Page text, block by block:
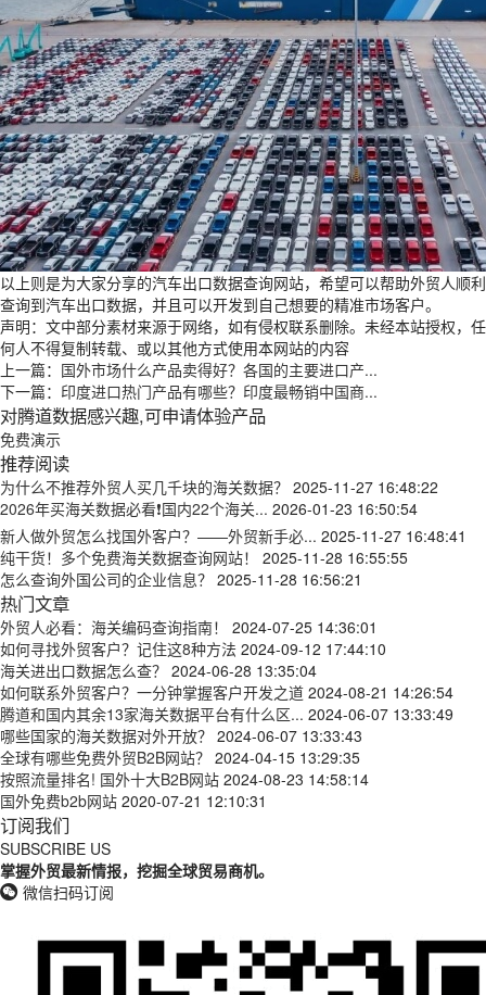
以上则是为大家分享的汽车出口数据查询网站，希望可以帮助外贸人顺利
查询到汽车出口数据，并且可以开发到自己想要的精准市场客户。
声明：文中部分素材来源于网络，如有侵权联系删除。未经本站授权，任
何人不得复制转载、或以其他方式使用本网站的内容
上一篇： 国外市场什么产品卖得好？各国的主要进口产...
下一篇： 印度进口热门产品有哪些？印度最畅销中国商...
对腾道数据感兴趣,可申请体验产品
免费演示
推荐阅读
为什么不推荐外贸人买几千块的海关数据？ 2025-11-27 16:48:22
2026年买海关数据必看❗国内22个海关... 2026-01-23 16:50:54
新人做外贸怎么找国外客户？——外贸新手必... 2025-11-27 16:48:41
纯干货！多个免费海关数据查询网站！
2025-11-28 16:55:55
怎么查询外国公司的企业信息？ 2025-11-28 16:56:21
热门文章
外贸人必看：海关编码查询指南！
2024-07-25 14:36:01
如何寻找外贸客户？记住这8种方法 2024-09-12 17:44:10
海关进出口数据怎么查？ 2024-06-28 13:35:04
如何联系外贸客户？一分钟掌握客户开发之道 2024-08-21 14:26:54
腾道和国内其余13家海关数据平台有什么区... 2024-06-07 13:33:49
哪些国家的海关数据对外开放？ 2024-06-07 13:33:43
全球有哪些免费外贸B2B网站？ 2024-04-15 13:29:35
按照流量排名! 国外十大B2B网站 2024-08-23 14:58:14
国外免费b2b网站 2020-07-21 12:10:31
订阅我们
SUBSCRIBE US
掌握外贸最新情报，挖掘全球贸易商机。
微信扫码订阅